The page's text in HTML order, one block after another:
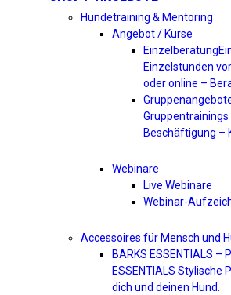
Hundetraining & Mentoring
Angebot / Kurse
Einzelberatung
Einzelstunden
oder online –
Beschäftigung –
Webinare
Live Webinare
Webinar-
Accessoires für Mensch und
BARKS ESSENTIALS –
ESSENTIALS Stylische
dich und deinen Hund.